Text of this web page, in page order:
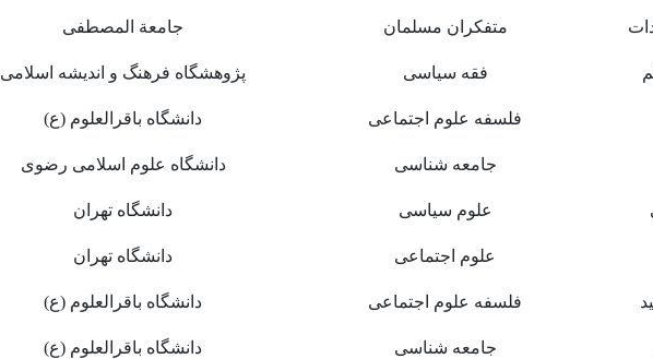
متفکران مسلمان جامعة المصطفی
فقه سیاسی پژوهشگاه فرهنگ و اندیشه اسلامی
فلسفه علوم اجتماعی دانشگاه باقرالعلوم (ع)
جامعه شناسی دانشگاه علوم اسلامی رضوی
علوم سیاسی دانشگاه تهران
علوم اجتماعی دانشگاه تهران
فلسفه علوم اجتماعی دانشگاه باقرالعلوم (ع)
جامعه شناسی دانشگاه باقرالعلوم (ع)